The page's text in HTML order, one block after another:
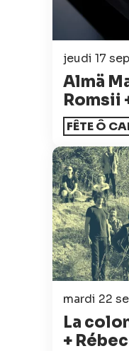
jeudi 17
Almä
Romsii
FÊTE Ô
mardi 22
La
+